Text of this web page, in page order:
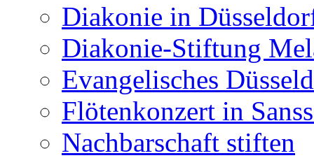
Diakonie in
Diakonie-Stiftung
Evangelisches
Flötenkonzert in
Nachbarschaft stiften